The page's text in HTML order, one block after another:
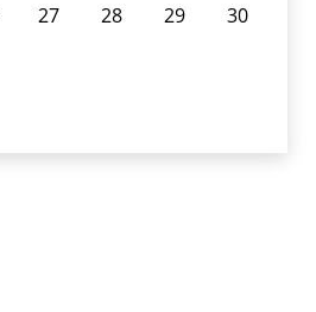
27 28 29
30